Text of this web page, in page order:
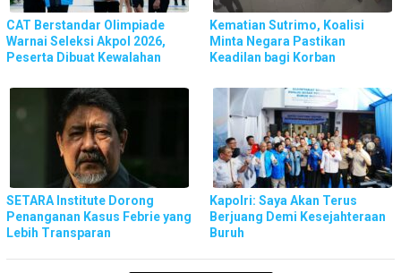
CAT Berstandar Olimpiade
Warnai Seleksi Akpol 2026,
Peserta Dibuat Kewalahan
Kematian Sutrimo, Koalisi
Minta Negara Pastikan
Keadilan bagi Korban
SETARA Institute Dorong
Penanganan Kasus Febrie yang
Lebih Transparan
Kapolri: Saya Akan Terus
Berjuang Demi Kesejahteraan
Buruh